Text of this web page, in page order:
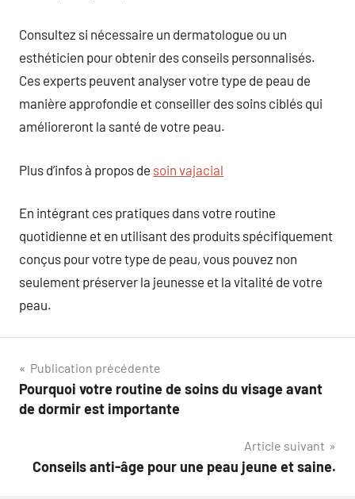
Consultez si nécessaire un dermatologue ou un
esthéticien pour obtenir des conseils personnalisés.
Ces experts peuvent analyser votre type de peau de
manière approfondie et conseiller des soins ciblés qui
amélioreront la santé de votre peau.
Plus d’infos à propos de soin vajacial
En intégrant ces pratiques dans votre routine
quotidienne et en utilisant des produits spécifiquement
conçus pour votre type de peau, vous pouvez non
seulement préserver la jeunesse et la vitalité de votre
peau.
Navigation
de
Publication précédente
Pourquoi votre routine de soins du visage avant
de dormir est importante
Article suivant
Conseils anti-âge pour une peau jeune et saine.